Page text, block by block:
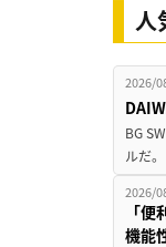
人
2026/
BG
ルだ
2026/
「
機能